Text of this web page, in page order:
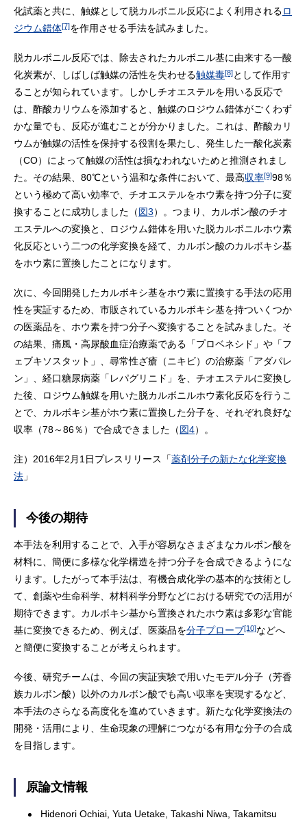
化試薬と共に、触媒として脱カルボニル反応によく利用されるロ
ジウム錯体[7]を作用させる手法を試みました。
脱カルボニル反応では、除去されたカルボニル基に由来する一酸
化炭素が、しばしば触媒の活性を失わせる触媒毒[8]として作用す
ることが知られています。しかしチオエステルを用いる反応で
は、酢酸カリウムを添加すると、触媒のロジウム錯体がごくわず
かな量でも、反応が進むことが分かりました。これは、酢酸カリ
ウムが触媒の活性を保持する役割を果たし、発生した一酸化炭素
（CO）によって触媒の活性は損なわれないためと推測されまし
た。その結果、80℃という温和な条件において、最高収率[9]98％
という極めて高い効率で、チオエステルをホウ素を持つ分子に変
換することに成功しました（図3）。つまり、カルボン酸のチオ
エステルへの変換と、ロジウム錯体を用いた脱カルボニルホウ素
化反応という二つの化学変換を経て、カルボン酸のカルボキシ基
をホウ素に置換したことになります。
次に、今回開発したカルボキシ基をホウ素に置換する手法の応用
性を実証するため、市販されているカルボキシ基を持ついくつか
の医薬品を、ホウ素を持つ分子へ変換することを試みました。そ
の結果、痛風・高尿酸血症治療薬である「プロベネシド」や「フ
ェブキソスタット」、尋常性ざ瘡（ニキビ）の治療薬「アダパレ
ン」、経口糖尿病薬「レパグリニド」を、チオエステルに変換し
た後、ロジウム触媒を用いた脱カルボニルホウ素化反応を行うこ
とで、カルボキシ基がホウ素に置換した分子を、それぞれ良好な
収率（78～86％）で合成できました（図4）。
注）2016年2月1日プレスリリース「薬剤分子の新たな化学変換
法 」
今後の期待
本手法を利用することで、入手が容易なさまざまなカルボン酸を
材料に、簡便に多様な化学構造を持つ分子を合成できるようにな
ります。したがって本手法は、有機合成化学の基本的な技術とし
て、創薬や生命科学、材料科学分野などにおける研究での活用が
期待できます。カルボキシ基から置換されたホウ素は多彩な官能
基に変換できるため、例えば、医薬品を分子プローブ[10]などへ
と簡便に変換することが考えられます。
今後、研究チームは、今回の実証実験で用いたモデル分子（芳香
族カルボン酸）以外のカルボン酸でも高い収率を実現するなど、
本手法のさらなる高度化を進めていきます。新たな化学変換法の
開発・活用により、生命現象の理解につながる有用な分子の合成
を目指します。
原論文情報
Hidenori Ochiai, Yuta Uetake, Takashi Niwa, Takamitsu